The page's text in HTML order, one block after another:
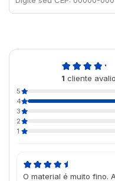
1 cliente
5
4
3
2
1
O material é muito fino.